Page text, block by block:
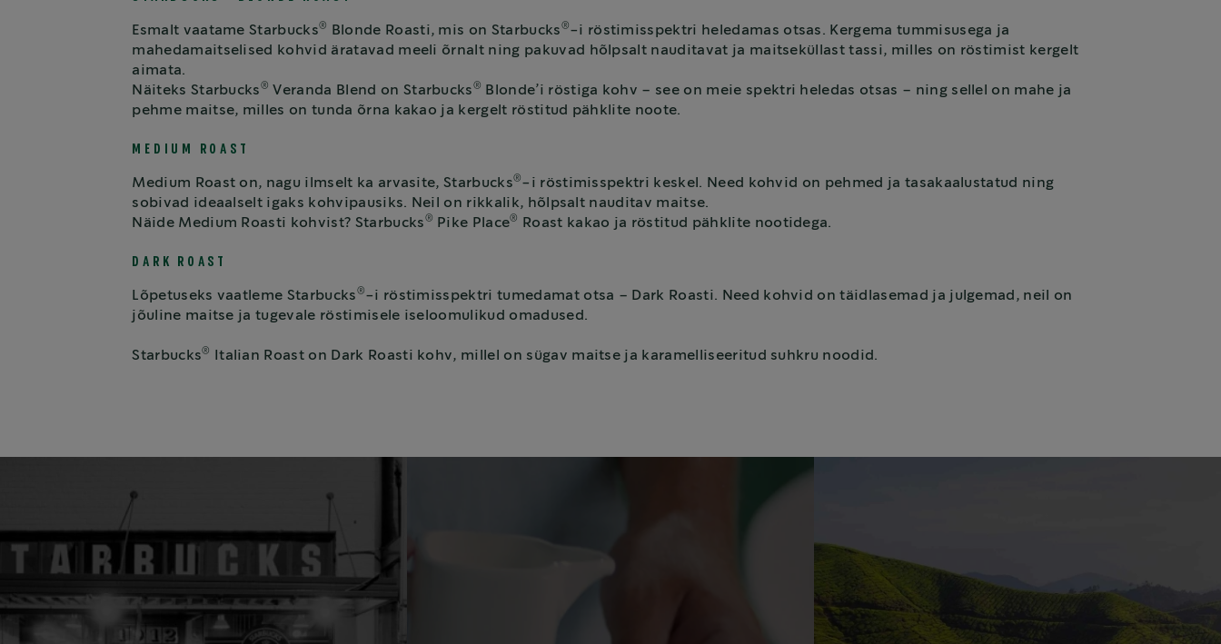
Esmalt vaatame Starbucks® Blonde Roasti, mis on Starbucks ® -i röstimisspektri heledamas otsas. Kergema tummisusega ja
mahedamaitselised kohvid äratavad meeli õrnalt ning pakuvad hõlpsalt nauditavat ja maitseküllast tassi, milles on röstimist kergelt
aimata.
Näiteks Starbucks ® Veranda Blend on Starbucks ®
Blonde’i röstiga kohv – see on meie spektri heledas otsas – ning sellel on mahe ja
pehme maitse, milles on tunda õrna kakao ja kergelt röstitud pähklite noote.
MEDIUM ROAST
Medium Roast on, nagu ilmselt ka arvasite, Starbucks® -i röstimisspektri keskel. Need kohvid on pehmed ja tasakaalustatud ning
sobivad ideaalselt igaks kohvipausiks. Neil on rikkalik, hõlpsalt nauditav maitse.
Näide Medium Roasti kohvist? Starbucks ® Pike Place® Roast kakao ja röstitud pähklite nootidega.
DARK ROAST
Lõpetuseks vaatleme Starbucks ® -i röstimisspektri tumedamat otsa – Dark Roasti. Need kohvid on täidlasemad ja julgemad, neil on
jõuline maitse ja tugevale röstimisele iseloomulikud omadused.
Starbucks® Italian Roast on Dark Roasti kohv, millel on sügav maitse ja karamelliseeritud suhkru noodid.